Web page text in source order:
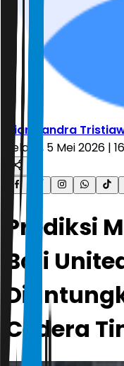
Diar Candra
Selasa, 5 Mei 2026 |
Prediksi
Bali
Cedera